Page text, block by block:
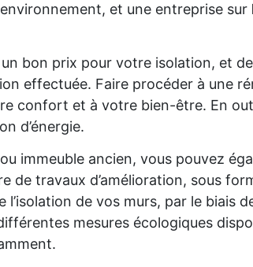
et une entreprise sur
bon prix pour votre isolation, et
effectuée. Faire procéder à une
confort et à votre bien-être. En
d’énergie.
immeuble ancien, vous pouvez
de travaux d’amélioration, sous
de vos murs, par le biais
mesures écologiques